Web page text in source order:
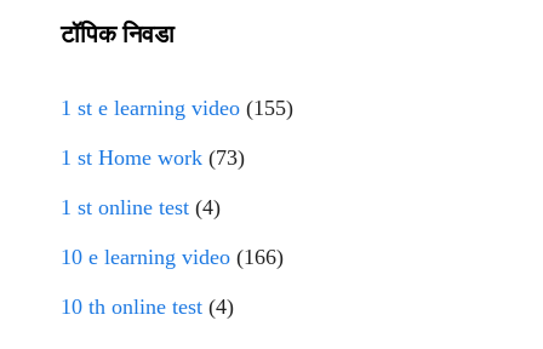
टॉपिक निवडा
1 st e learning video (155)
1 st Home work (73)
1 st online test (4)
10 e learning video (166)
10 th online test (4)